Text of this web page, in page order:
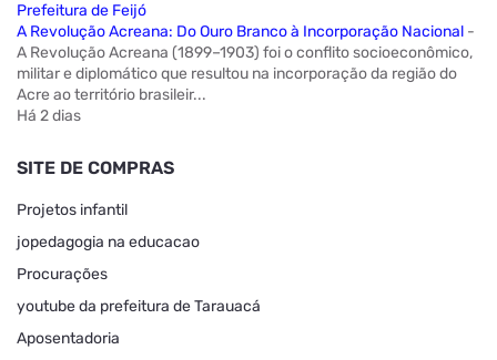
Prefeitura de Feijó
A Revolução Acreana: Do Ouro Branco à Incorporação Nacional -
A Revolução Acreana (1899–1903) foi o conflito socioeconômico,
militar e diplomático que resultou na incorporação da região do
Acre ao território brasileir...
Há 2 dias
SITE DE COMPRAS
Projetos infantil
jopedagogia na educacao
Procurações
youtube da prefeitura de Tarauacá
Aposentadoria